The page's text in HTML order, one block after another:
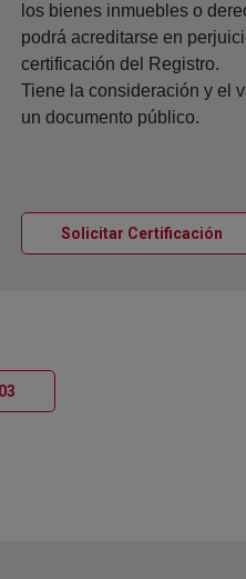
los bienes inmuebles o
podrá acreditarse en
certificación del Registro.
Tiene la consideración y el
un documento público.
Solicitar Certificación
Ventana nueva